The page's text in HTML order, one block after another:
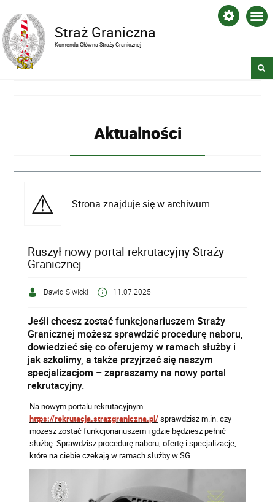
Straż Graniczna
Komenda Główna Straży Granicznej
Aktualności
Strona znajduje się w archiwum.
Ruszył nowy portal rekrutacyjny Straży
Granicznej
Dawid Siwicki 11.07.2025
Jeśli chcesz zostać funkcjonariuszem Straży
Granicznej możesz sprawdzić procedurę naboru,
dowiedzieć się co oferujemy w ramach służby i
jak szkolimy, a także przyjrzeć się naszym
specjalizacjom – zapraszamy na nowy portal
rekrutacyjny.
Na nowym portalu rekrutacyjnym
https://rekrutacja.strazgraniczna.pl/sprawdzisz m.in. czy
możesz zostać funkcjonariuszem i gdzie będziesz pełnić
służbę. Sprawdzisz procedurę naboru, ofertę i specjalizacje,
które na ciebie czekają w ramach służby w SG.